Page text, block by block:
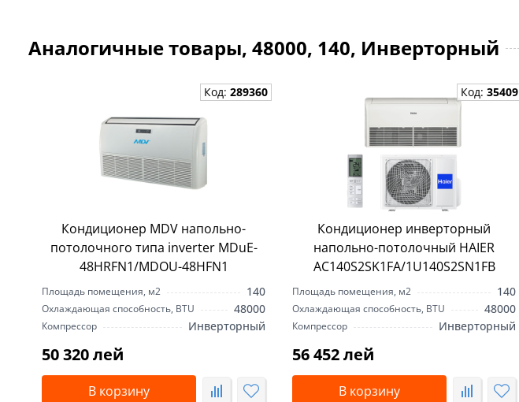
Аналогичные товары, 48000, 140, Инверторный
Код: 289360
Кондиционер MDV напольно-
потолочного типа inverter MDuE-
48HRFN1/MDOU-48HFN1
Площадь помещения, м2 140
Охлаждающая способность, BTU 48000
Компрессор Инверторный
50 320 лей
В корзину
Код: 35409
Кондиционер инверторный
напольно-потолочный HAIER
AC140S2SK1FA/1U140S2SN1FB
Площадь помещения, м2 140
Охлаждающая способность, BTU 48000
Компрессор Инверторный
56 452 лей
В корзину